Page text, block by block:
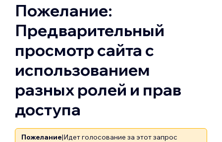
Пожелание:
Предварительный
просмотр сайта с
использованием
разных ролей и прав
доступа
Пожелание|Идет голосование за этот запрос